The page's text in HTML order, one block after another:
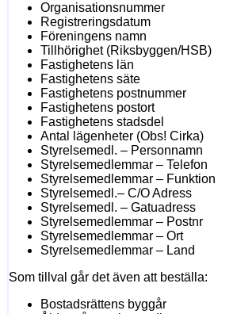
Organisationsnummer
Registreringsdatum
Föreningens namn
Tillhörighet (Riksbyggen/HSB)
Fastighetens län
Fastighetens säte
Fastighetens postnummer
Fastighetens postort
Fastighetens stadsdel
Antal lägenheter (Obs! Cirka)
Styrelsemedl. – Personnamn
Styrelsemedlemmar – Telefon
Styrelsemedlemmar – Funktion
Styrelsemedl.– C/O Adress
Styrelsemedl. – Gatuadress
Styrelsemedlemmar – Postnr
Styrelsemedlemmar – Ort
Styrelsemedlemmar – Land
Som tillval går det även att beställa:
Bostadsrättens byggår